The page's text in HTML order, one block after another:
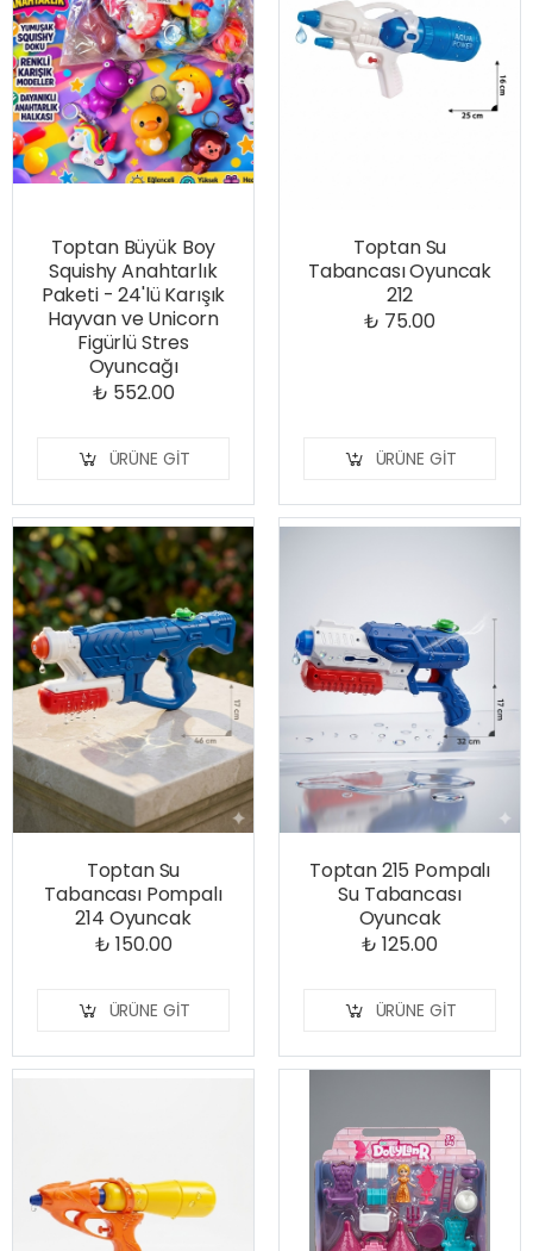
Toptan Büyük Boy
Squishy Anahtarlık
Paketi - 24'lü Karışık
Hayvan ve Unicorn
Figürlü Stres
Oyuncağı
₺ 552.00
ÜRÜNE GIT
Toptan Su
Tabancası Oyuncak
212
₺ 75.00
ÜRÜNE GIT
Toptan Su
Tabancası Pompalı
214 Oyuncak
₺ 150.00
ÜRÜNE GIT
Toptan 215 Pompalı
Su Tabancası
Oyuncak
₺ 125.00
ÜRÜNE GIT